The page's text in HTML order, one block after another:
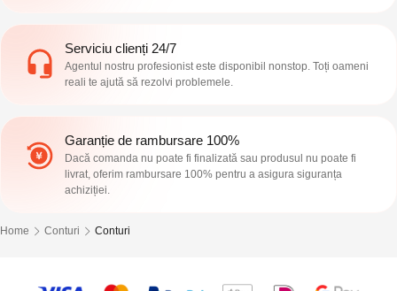
Serviciu clienți 24/7
Agentul nostru profesionist este disponibil nonstop. Toți oameni
reali te ajută să rezolvi problemele.
Garanție de rambursare 100%
Dacă comanda nu poate fi finalizată sau produsul nu poate fi
livrat, oferim rambursare 100% pentru a asigura siguranța
achiziției.
Home Conturi Conturi